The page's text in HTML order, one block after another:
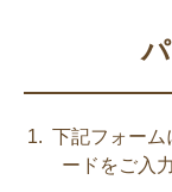
下記フォーム
ードをご入